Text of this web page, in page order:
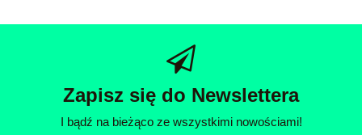
Zapisz się do Newslettera
I bądź na bieżąco ze wszystkimi nowościami!